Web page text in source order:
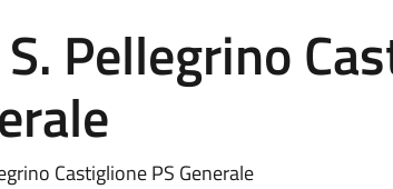
Pellegrino
Castiglione PS Generale